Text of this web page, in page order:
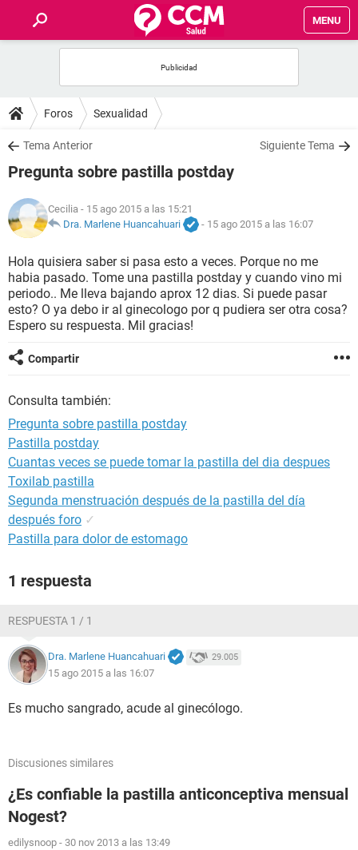
MENU
FOROS
SALUD
FAMILIA
NUTRICIÓN
BIENESTAR
SEXUALIDAD
GLOSARIO
Foros Sexualidad
Tema Anterior Siguiente Tema
Pregunta sobre pastilla postday
Cecilia - 15 ago 2015 a las 15:21
Dra. Marlene Huancahuari
- 15 ago 2015 a las 16:07
Hola quisiera saber si pasa esto a veces. Porque no me
habia pasado. Tome una pastilla postday y cuando vino mi
periodo.. Me lleva bajando aprox 12 dias. Si puede pasar
esto? O ya debo ir al ginecologo por q pudiera ser otra cosa?
Espero su respuesta. Mil gracias!
Compartir
Consulta también:
Pregunta sobre pastilla postday
Pastilla postday
Cuantas veces se puede tomar la pastilla del dia despues
Toxilab pastilla
Segunda menstruación después de la pastilla del día
después foro ✓
Pastilla para dolor de estomago
1 respuesta
RESPUESTA 1 / 1
Dra. Marlene Huancahuari 29.005
15 ago 2015 a las 16:07
Es mucho sangrado, acude al ginecólogo.
Discusiones similares
¿Es confiable la pastilla anticonceptiva mensual
Nogest?
edilysnoop - 30 nov 2013 a las 13:49